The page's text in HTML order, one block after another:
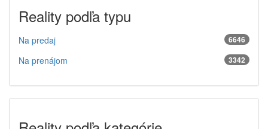
Reality podľa typu
6646
Na predaj
3342
Na prenájom